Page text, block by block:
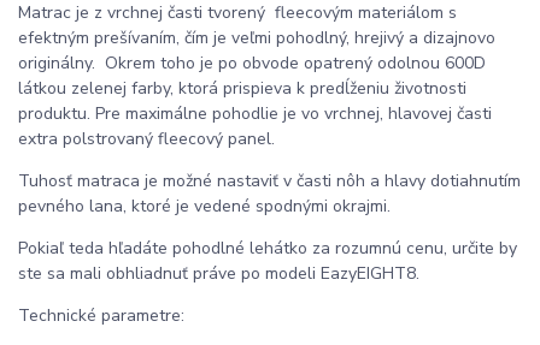
Matrac je z vrchnej časti tvorený fleecovým materiálom s
efektným prešívaním, čím je veľmi pohodlný, hrejivý a dizajnovo
originálny. Okrem toho je po obvode opatrený odolnou 600D
látkou zelenej farby, ktorá prispieva k predĺženiu životnosti
produktu. Pre maximálne pohodlie je vo vrchnej, hlavovej časti
extra polstrovaný fleecový panel.
Tuhosť matraca je možné nastaviť v časti nôh a hlavy dotiahnutím
pevného lana, ktoré je vedené spodnými okrajmi.
Pokiaľ teda hľadáte pohodlné lehátko za rozumnú cenu, určite by
ste sa mali obhliadnuť práve po modeli EazyEIGHT8.
Technické parametre: